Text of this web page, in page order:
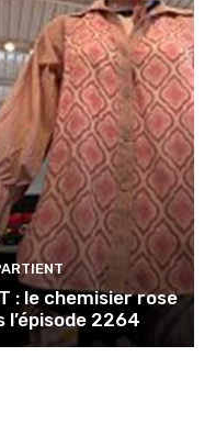
: le chemisier rose
2264